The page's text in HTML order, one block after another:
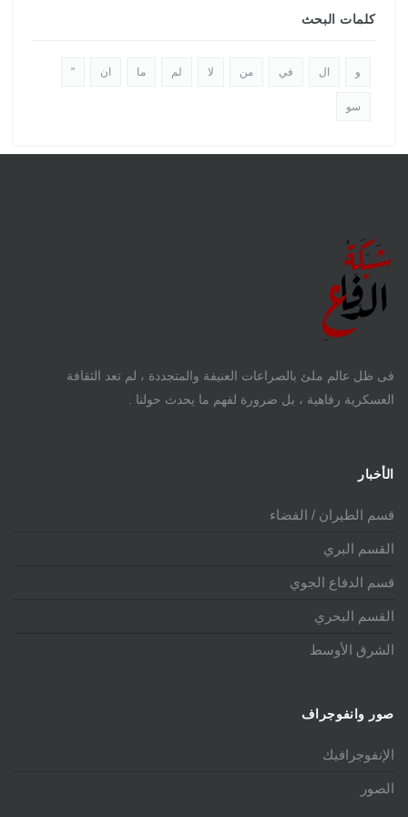
كلمات البحث
و ال في من لا لم ما ان "
سو
فى ظل عالم ملئ بالصراعات العنيفة والمتجددة ، لم تعد الثقافة
العسكرية رفاهية ، بل ضرورة لفهم ما يحدث حولنا .
الأخبار
قسم الطيران / الفضاء
القسم البري
قسم الدفاع الجوي
القسم البحري
الشرق الأوسط
صور وانفوجراف
الإنفوجرافيك
الصور